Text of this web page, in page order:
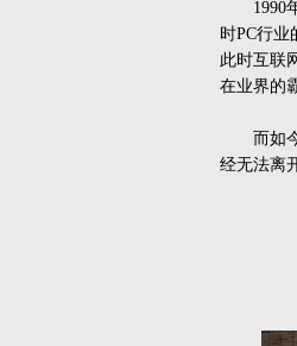
1990年
时PC行业
此时互联
在业界的
而如今
经无法离